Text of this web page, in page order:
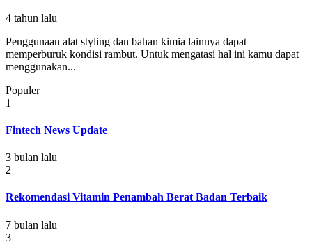
4 tahun lalu
Penggunaan alat styling dan bahan kimia lainnya dapat
memperburuk kondisi rambut. Untuk mengatasi hal ini kamu dapat
menggunakan...
Populer
1
Fintech News Update
3 bulan lalu
2
Rekomendasi Vitamin Penambah Berat Badan Terbaik
7 bulan lalu
3